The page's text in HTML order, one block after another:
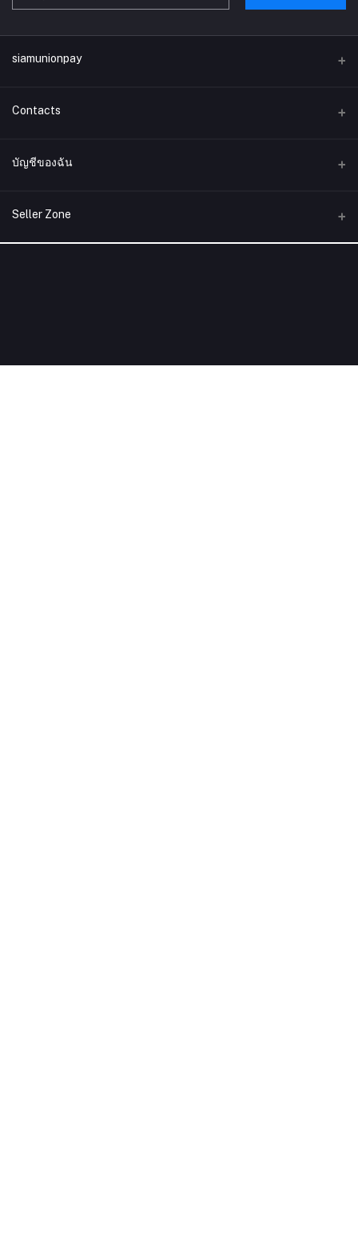
siamunionpay
Contacts
ที่อยู่
โทรศัพท์
อีเมล์
บัญชีของฉัน
เข้าสู่ระบบ
ประวัติการสั่งซื้อ
Seller Zone